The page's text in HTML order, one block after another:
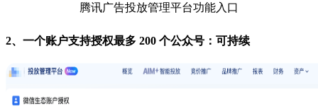
腾讯广告投放管理平台功能入口
2、一个账户支持授权最多 200 个公众号：可持续